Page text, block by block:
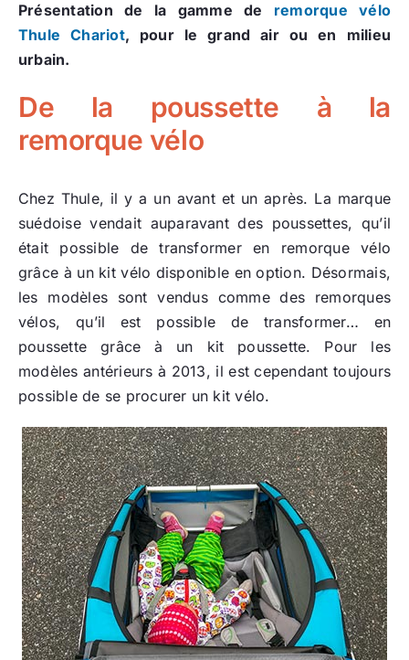
Présentation de la gamme de remorque vélo
Thule Chariot, pour le grand air ou en milieu
urbain.
De la poussette à la
remorque vélo
Chez Thule, il y a un avant et un après. La marque
suédoise vendait auparavant des poussettes, qu’il
était possible de transformer en remorque vélo
grâce à un kit vélo disponible en option. Désormais,
les modèles sont vendus comme des remorques
vélos, qu’il est possible de transformer… en
poussette grâce à un kit poussette. Pour les
modèles antérieurs à 2013, il est cependant toujours
possible de se procurer un kit vélo.